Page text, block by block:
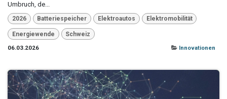
Umbruch, de...
2026 Batteriespeicher Elektroautos Elektromobilität
Energiewende
Schweiz
06.03.2026
Innovationen